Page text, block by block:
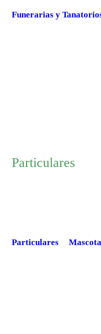
Funerarias y
Particulares
Particulares